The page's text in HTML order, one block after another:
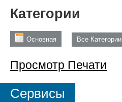
Категории
Основная Все Категории
Просмотр Печати
Сервисы